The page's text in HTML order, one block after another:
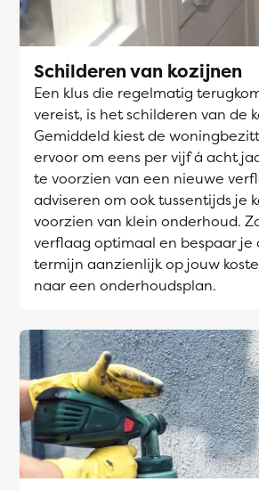
Schilderen van kozijnen
Een klus die regelmatig
vereist, is het schilderen van de
Gemiddeld kiest de
ervoor om eens per vijf á acht
te voorzien van een nieuwe
adviseren om ook tussentijds je
voorzien van klein onderhoud.
verflaag optimaal en bespaar je
termijn aanzienlijk op jouw
naar een onderhoudsplan.